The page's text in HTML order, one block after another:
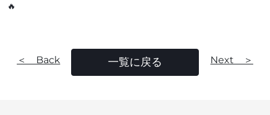
🔥
＜ Back 一覧に戻る Next ＞